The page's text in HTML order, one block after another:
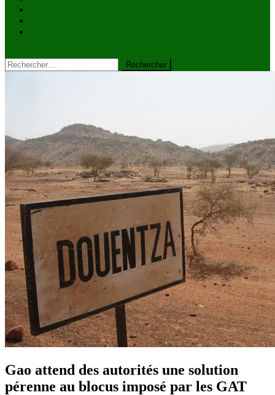
Rechercher :
Gao attend des autorités une solution
pérenne au blocus imposé par les GAT